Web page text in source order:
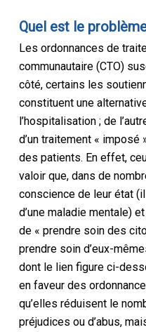
Quel est le
Les ordonnances de
communautaire (CTO)
côté, certains les
constituent une
l’hospitalisation ; de
d’un traitement «
des patients. En effet,
valoir que, dans de
conscience de leur état
d’une maladie mentale)
de « prendre soin des
prendre soin d’eux-
dont le lien figure ci-
en faveur des
qu’elles réduisent le
préjudices ou d’abus,